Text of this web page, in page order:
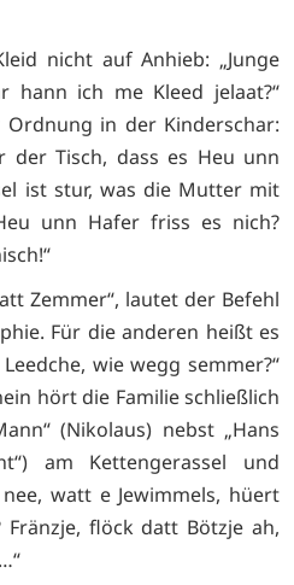
nicht auf Anhieb: „Junge
hann ich me Kleed jelaat?“
in der Kinderschar:
der Tisch, dass es Heu unn
ist stur, was die Mutter mit
unn Hafer friss es nich?
Zemmer“, lautet der Befehl
Für die anderen heißt es
wie wegg semmer?“
hört die Familie schließlich
(Nikolaus) nebst „Hans
am Kettengerassel und
nee, watt e Jewimmels, hüert
flöck datt Bötzje ah,